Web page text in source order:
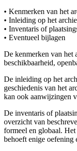
• Kenmerken van het
• Inleiding op het
• Inventaris of
• Eventueel bijlagen
De kenmerken van het
beschikbaarheid,
De inleiding op het
geschiedenis van het
kan ook aanwijzingen
De inventaris of
overzicht van
formeel en globaal.
behoeft enige oefening